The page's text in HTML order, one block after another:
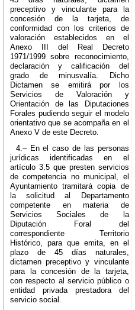
preceptivo y vinculante para la
concesión de la tarjeta, de
conformidad con los criterios de
valoración establecidos en el
Anexo III del Real Decreto
1971/1999 sobre reconocimiento,
declaración y calificación del
grado de minusvalía. Dicho
Dictamen se emitirá por los
Servicios de Valoración y
Orientación de las Diputaciones
Forales pudiendo seguir el modelo
orientativo que se acompaña en el
Anexo V de este Decreto.
4.– En el caso de las personas
jurídicas identificadas en el
artículo 3.5 que presten servicios
de competencia no municipal, el
Ayuntamiento tramitará copia de
la solicitud al Departamento
competente en materia de
Servicios Sociales de la
Diputación Foral del
correspondiente Territorio
Histórico, para que emita, en el
plazo de 45 días naturales,
dictamen preceptivo y vinculante
para la concesión de la tarjeta,
con respecto al servicio público o
entidad privada prestadora del
servicio social.